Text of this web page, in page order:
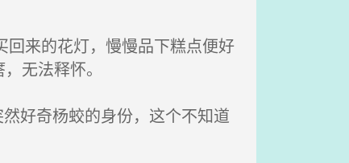
来的花灯，慢慢品下糕点便好
无法释怀。
好奇杨蛟的身份，这个不知道